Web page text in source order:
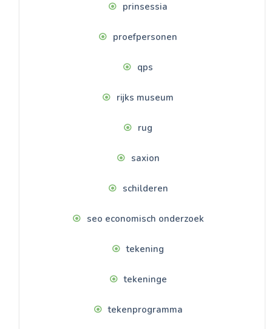
prinsessia
proefpersonen
qps
rijks museum
rug
saxion
schilderen
seo economisch onderzoek
tekening
tekeninge
tekenprogramma